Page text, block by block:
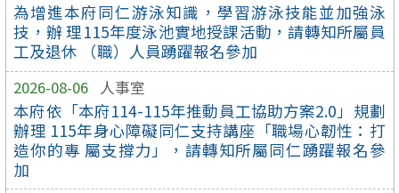
為增進本府同仁游泳知識，學習游泳技能並加強泳
技，辦 理115年度泳池實地授課活動，請轉知所屬員
工及退休 （職）人員踴躍報名參加
2026-08-06 人事室
本府依「本府114-115年推動員工協助方案2.0」規劃
辦理 115年身心障礙同仁支持講座「職場心韌性：打
造你的專 屬支撐力」，請轉知所屬同仁踴躍報名參
加